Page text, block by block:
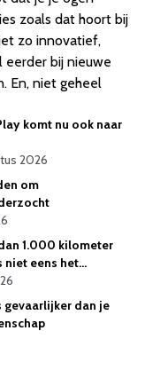
zoals dat hoort bij
zo innovatief,
eerder bij nieuwe
En, niet geheel
komt nu ook naar
2026
om
1.000 kilometer
niet eens het
gevaarlijker dan je